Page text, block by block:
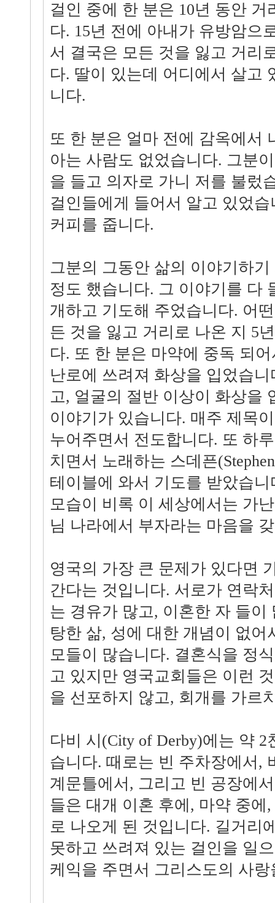
걸인 중에 한 분은 10년 동안 거
다. 15년 전에 아내가 유방암으
서 결국은 모든 것을 잃고 거리
다. 딸이 있는데 어디에서 살고
니다.
또 한 분은 얼마 전에 감옥에서
아는 사람도 없었습니다. 그분
을 들고 의자로 가니 저를 불렀
걸인들에게 들어서 알고 있었
커피를 줍니다.
그분의 그동안 삶의 이야기하
정도 했습니다. 그 이야기를 다
개하고 기도해 주었습니다. 어
든 것을 잃고 거리로 나온 지 5
다. 또 한 분은 마약에 중독 되
난로에 쓰려져 화상을 입었습
고, 얼굴의 절반 이상이 화상을
이야기가 있습니다. 매주 제목
누어주면서 전도합니다. 또 하
치면서 노래하는 스데픈
테이블에 와서 기도를 받았습
모습이 비록 이 세상에서는 가
님 나라에서 부자라는 마음을
영국의 가장 큰 문제가 있다면
간다는 것입니다. 서로가 연락
는 경유가 많고, 이혼한 자 들이
탕한 삶, 성에 대한 개념이 없어
모들이 많습니다. 결혼식을 정
고 있지만 영국교회들은 이런
을 선포하지 않고, 회개를 가르
다비 시(City of Derby)에는 약 2
습니다. 때로는 빈 주차장에서,
계문틀에서, 그리고 빈 공장에
들은 대개 이혼 후에, 마약 중에
로 나오게 된 것입니다. 길거리
못하고 쓰려져 있는 걸인을 일
케익을 주면서 그리스도의 사